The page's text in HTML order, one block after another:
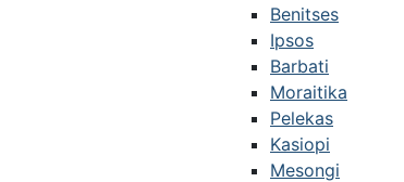
Benitses
Ipsos
Barbati
Moraitika
Pelekas
Kasiopi
Mesongi